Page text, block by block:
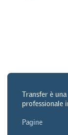
Transfer è
professionale
Pagine